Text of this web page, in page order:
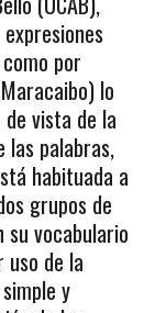
por
lo
vista de la
palabras,
habituada a
grupos de
su vocabulario
uso de la
y